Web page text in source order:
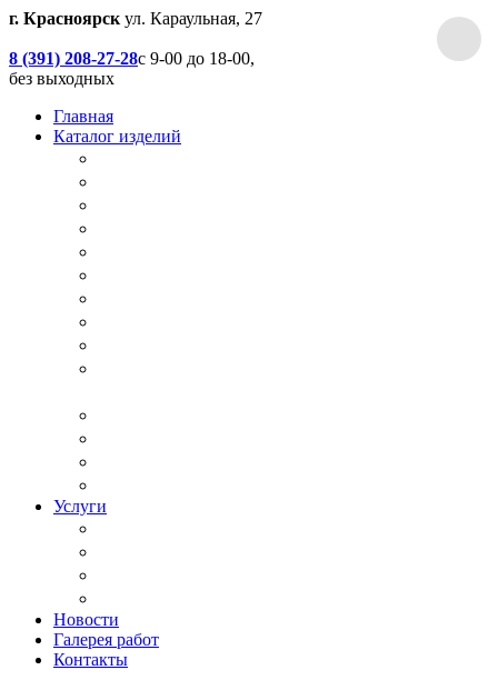
г. Красноярск ул. Караульная, 27
8 (391) 208-27-28с 9-00 до 18-00,
без выходных
Главная
Каталог изделий
Услуги
Новости
Галерея работ
Контакты